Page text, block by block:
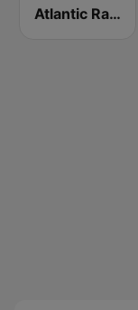
Atlantic Radio (أتلانتيك راديو)